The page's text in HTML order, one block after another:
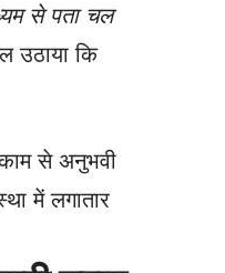
से पता चल
उठाया कि
से अनुभवी
में लगातार